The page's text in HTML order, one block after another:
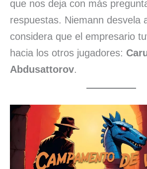
que nos deja con más
respuestas. Niemann desvela
considera que el empresario
hacia los otros jugadores:
Abdusattorov.